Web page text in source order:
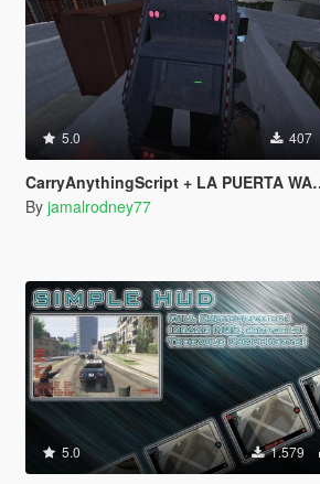
5.0 407
CarryAnythingScript + LA PUERTA WASTE STATION – Street Garbage Pickup
By jamalrodney77
5.0 1.579